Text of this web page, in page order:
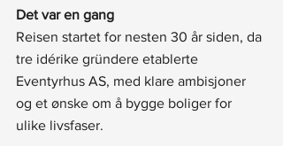
Det var en gang
Reisen startet for nesten 30 år siden, da
tre idérike gründere etablerte
Eventyrhus AS, med klare ambisjoner
og et ønske om å bygge boliger for
ulike livsfaser.